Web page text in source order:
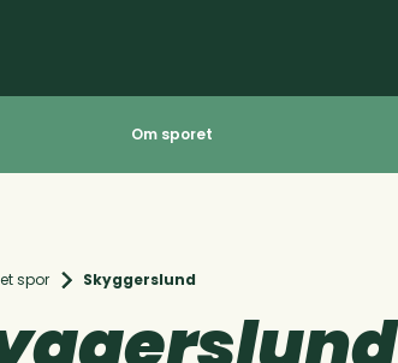
Om sporet
spor Skyggerslund